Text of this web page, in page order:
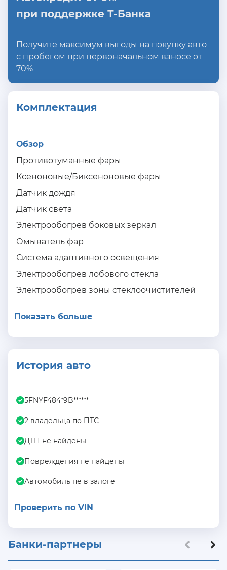
при поддержке Т-Банка
Получите максимум выгоды на покупку авто
с пробегом при первоначальном взносе от
70%
Комплектация
Обзор
Противотуманные фары
Ксеноновые/Биксеноновые фары
Датчик дождя
Датчик света
Электрообогрев боковых зеркал
Омыватель фар
Система адаптивного освещения
Электрообогрев лобового стекла
Электрообогрев зоны стеклоочистителей
Показать больше
История авто
5FNYF484*9B******
2 владельца по ПТС
ДТП не найдены
Повреждения не найдены
Автомобиль не в залоге
Проверить по VIN
Банки-партнеры